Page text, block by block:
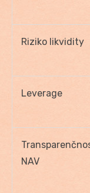
Riziko likvidity
Leverage
NAV